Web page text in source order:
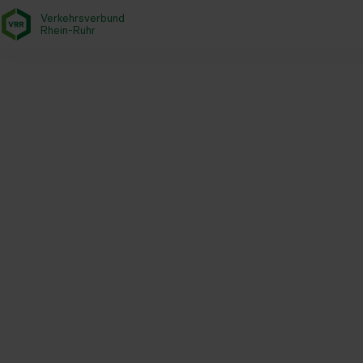
Verkehrsverbund
Rhein-Ruhr